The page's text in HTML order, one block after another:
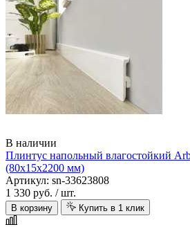
В наличии
Плинтус напольный влагостойкий
(80х15х2200 мм)
Артикул: sn-33623808
1 330 руб. / шт.
В корзину Купить в 1 клик